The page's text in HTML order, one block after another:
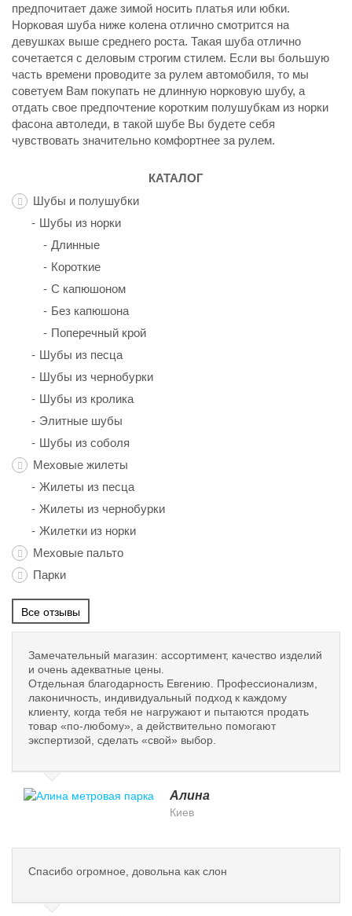
предпочитает даже зимой носить платья или юбки.
Норковая шуба ниже колена отлично смотрится на
девушках выше среднего роста. Такая шуба отлично
сочетается с деловым строгим стилем. Если вы большую
часть времени проводите за рулем автомобиля, то мы
советуем Вам покупать не длинную норковую шубу, а
отдать свое предпочтение коротким полушубкам из норки
фасона автоледи, в такой шубе Вы будете себя
чувствовать значительно комфортнее за рулем.
КАТАЛОГ
Шубы и полушубки
Шубы из норки
Длинные
Короткие
С капюшоном
Без капюшона
Поперечный крой
Шубы из песца
Шубы из чернобурки
Шубы из кролика
Элитные шубы
Шубы из соболя
Меховые жилеты
Жилеты из песца
Жилеты из чернобурки
Жилетки из норки
Меховые пальто
Парки
Все отзывы
Замечательный магазин: ассортимент, качество изделий
и очень адекватные цены.
Отдельная благодарность Евгению. Профессионализм,
лаконичность, индивидуальный подход к каждому
клиенту, когда тебя не нагружают и пытаются продать
товар «по-любому», а действительно помогают
экспертизой, сделать «свой» выбор.
Алина
Киев
Спасибо огромное, довольна как слон